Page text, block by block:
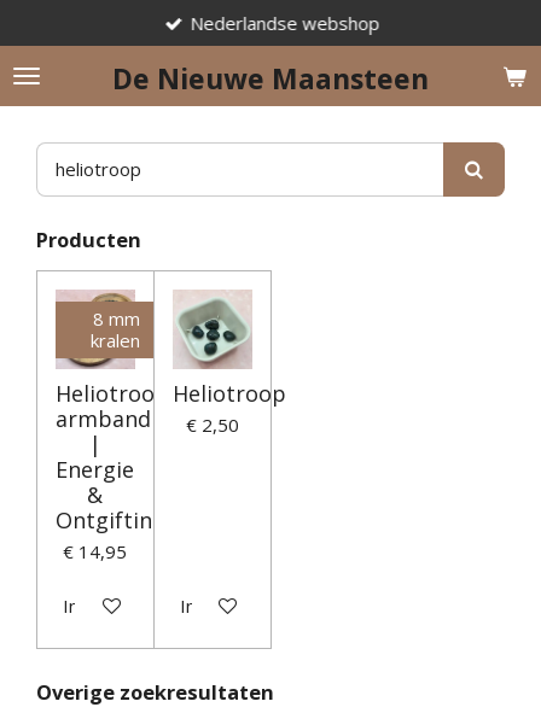
direct
naar
de
De Nieuwe Maansteen
Nederlandse webshop
Producten
8 mm
kralen
Heliotroop
armband
|
Energie
&
Ontgifting
€ 14,95
In winkelwagen
Heliotroop
€ 2,50
In winkelwagen
Overige zoekresultaten